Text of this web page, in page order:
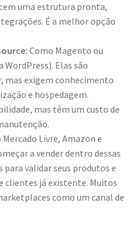
uma estrutura pronta,
É a melhor opção
Como Magento ou
Elas são
mas exigem conhecimento
e hospedagem.
mas têm um custo de
Mercado Livre, Amazon e
a vender dentro dessas
validar seus produtos e
clientes já existente. Muitos
como um canal de